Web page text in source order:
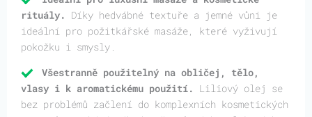
rituály. Díky hedvábné textuře a jemné vůni je
ideální pro požitkářské masáže, které vyživují
pokožku i smysly.
Všestranně použitelný na obličej, tělo,
vlasy i k aromatickému použití. Liliový olej se
bez problémů začlení do komplexních kosmetických